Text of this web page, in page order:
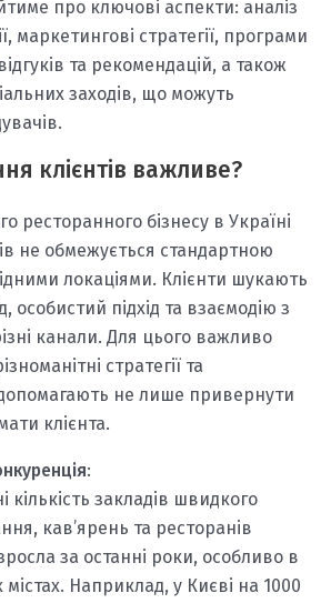
про ключові аспекти: аналіз
маркетингові стратегії, програми
та рекомендацій, а також
заходів, що можуть
клієнтів важливе?
ресторанного бізнесу в Україні
не обмежується стандартною
локаціями. Клієнти шукають
особистий підхід та взаємодію з
канали. Для цього важливо
стратегії та
допомагають не лише привернути
клієнта.
:
кількість закладів швидкого
кав’ярень та ресторанів
за останні роки, особливо в
містах. Наприклад, у Києві на 1000